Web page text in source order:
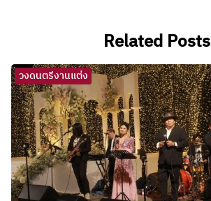
Related Posts
วงดนตรีงานแต่ง